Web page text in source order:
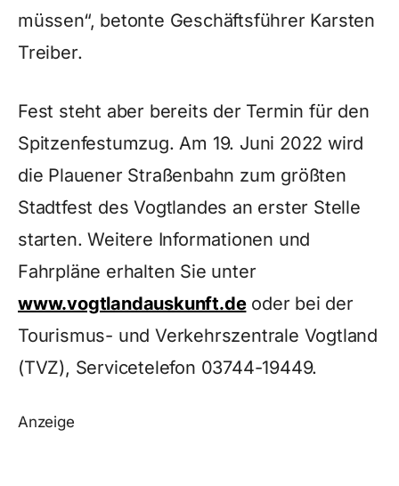
müssen“, betonte Geschäftsführer Karsten
Treiber.
Fest steht aber bereits der Termin für den
Spitzenfestumzug. Am 19. Juni 2022 wird
die Plauener Straßenbahn zum größten
Stadtfest des Vogtlandes an erster Stelle
starten. Weitere Informationen und
Fahrpläne erhalten Sie unter
www.vogtlandauskunft.deoder bei der
Tourismus- und Verkehrszentrale Vogtland
(TVZ), Servicetelefon 03744-19449.
Anzeige